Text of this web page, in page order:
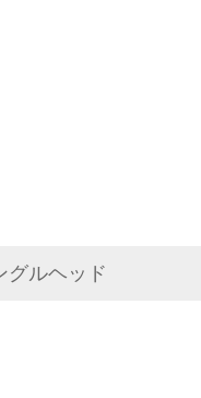
グルヘッド